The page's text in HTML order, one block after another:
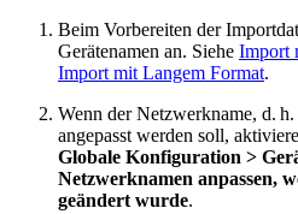
Beim Vorbereiten der
Gerätenamen an. Siehe Import
Import mit Langem Format.
Wenn der Netzwerkname, d.
angepasst werden soll,
Globale Konfiguration >
Netzwerknamen anpassen,
geändert wurde.